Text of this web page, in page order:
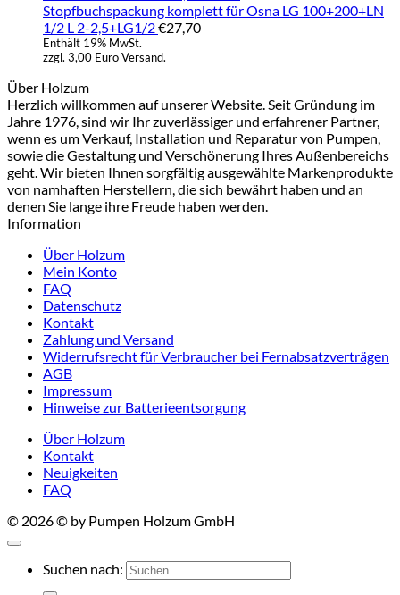
Stopfbuchspackung komplett für Osna LG 100+200+LN
1/2 L 2-2,5+LG1/2€27,70
Enthält 19% MwSt.
zzgl. 3,00 Euro Versand.
Über Holzum
Herzlich willkommen auf unserer Website. Seit Gründung im
Jahre 1976, sind wir Ihr zuverlässiger und erfahrener Partner,
wenn es um Verkauf, Installation und Reparatur von Pumpen,
sowie die Gestaltung und Verschönerung Ihres Außenbereichs
geht. Wir bieten Ihnen sorgfältig ausgewählte Markenprodukte
von namhaften Herstellern, die sich bewährt haben und an
denen Sie lange ihre Freude haben werden.
Information
Über Holzum
Mein Konto
FAQ
Datenschutz
Kontakt
Zahlung und Versand
Widerrufsrecht für Verbraucher bei Fernabsatzverträgen
AGB
Impressum
Hinweise zur Batterieentsorgung
Über Holzum
Kontakt
Neuigkeiten
FAQ
© 2026 © by Pumpen Holzum GmbH
Suchen nach: